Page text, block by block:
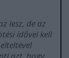
lesz, de az
idővel kell